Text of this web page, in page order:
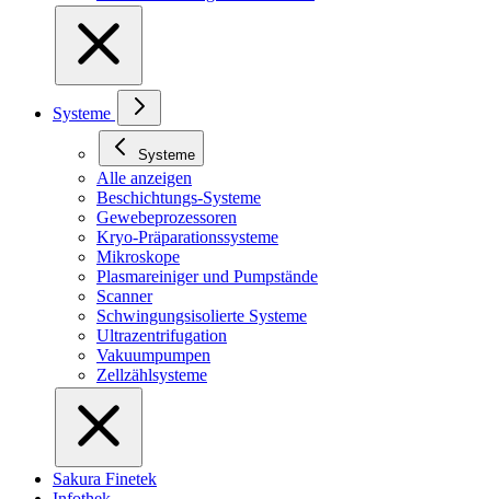
Systeme
Systeme
Alle anzeigen
Beschichtungs-Systeme
Gewebeprozessoren
Kryo-Präparationssysteme
Mikroskope
Plasmareiniger und Pumpstände
Scanner
Schwingungsisolierte Systeme
Ultrazentrifugation
Vakuumpumpen
Zellzählsysteme
Sakura Finetek